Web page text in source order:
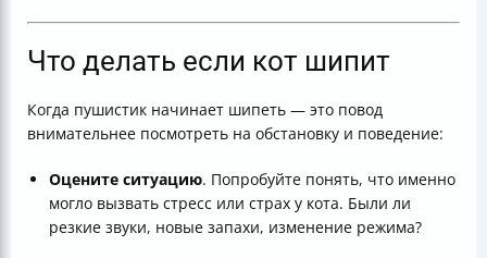
Что делать если кот шипит
Когда пушистик начинает шипеть — это повод
внимательнее посмотреть на обстановку и поведение:
Оцените ситуацию. Попробуйте понять, что именно
могло вызвать стресс или страх у кота. Были ли
резкие звуки, новые запахи, изменение режима?